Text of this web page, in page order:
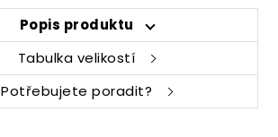
Popis produktu
Tabulka velikostí
Potřebujete poradit?